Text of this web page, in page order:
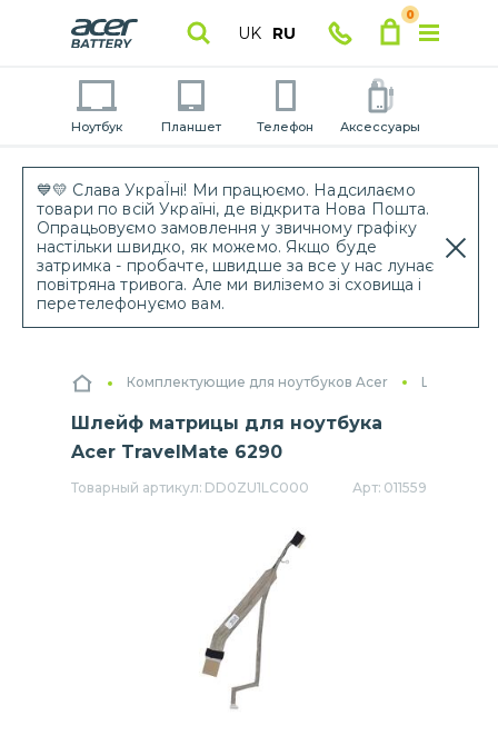
💙💛 Слава УкраЇні! Ми працюємо. Надсилаємо
товари по всій Україні, де відкрита Нова Пошта.
Опрацьовуємо замовлення у звичному графіку
настільки швидко, як можемо. Якщо буде
затримка - пробачте, швидше за все у нас лунає
повітряна тривога. Але ми виліземо зі сховища і
перетелефонуємо вам.
UK RU
0
Ноутбук Планшет Телефон Аксессуары
Комплектующие для ноутбуков Acer Шлейфы
Шлейф матрицы для ноутбука
Acer TravelMate 6290
Товарный артикул: DD0ZU1LC000 Арт: 011559